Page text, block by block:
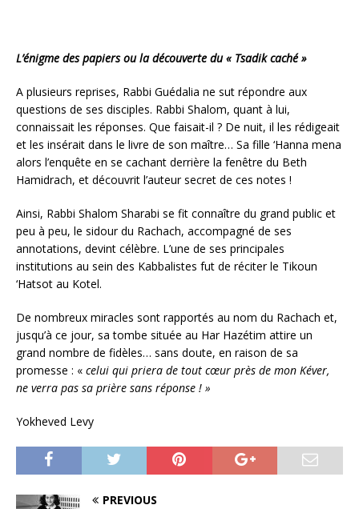
L’énigme des papiers ou la découverte du « Tsadik caché »
A plusieurs reprises, Rabbi Guédalia ne sut répondre aux
questions de ses disciples. Rabbi Shalom, quant à lui,
connaissait les réponses. Que faisait-il ? De nuit, il les rédigeait
et les insérait dans le livre de son maître… Sa fille ‘Hanna mena
alors l’enquête en se cachant derrière la fenêtre du Beth
Hamidrach, et découvrit l’auteur secret de ces notes !
Ainsi, Rabbi Shalom Sharabi se fit connaître du grand public et
peu à peu, le sidour du Rachach, accompagné de ses
annotations, devint célèbre. L’une de ses principales
institutions au sein des Kabbalistes fut de réciter le Tikoun
‘Hatsot au Kotel.
De nombreux miracles sont rapportés au nom du Rachach et,
jusqu’à ce jour, sa tombe située au Har Hazétim attire un
grand nombre de fidèles… sans doute, en raison de sa
promesse : « celui qui priera de tout cœur près de mon Kéver,
ne verra pas sa prière sans réponse ! »
Yokheved Levy
PREVIOUS